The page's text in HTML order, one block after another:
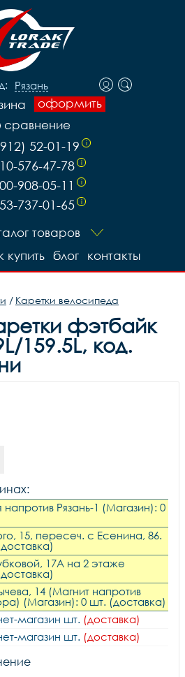
Рязань
оформить
сравнение
52-01-19 i
576-47-78 i
908-05-11 i
737-01-65 i
товаров
контакты
блог
купить
/ Каретки велосипеда
фэтбайк
159.5L, код.
напротив Рязань-1 (Магазин): 0
15, пересеч. с Есенина, 86.
17А на 2 этаже
14 (Магнит напротив
(Магазин): 0 шт. (доставка)
магазин шт. (доставка)
магазин шт. (доставка)